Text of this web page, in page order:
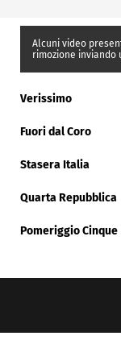
Alcuni video
rimozione inviando
Verissimo
Fuori dal Coro
Stasera Italia
Quarta Repubblica
Pomeriggio Cinque